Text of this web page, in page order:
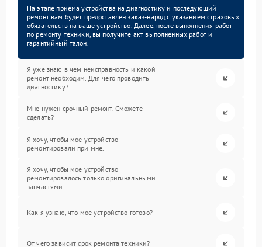
На этапе приема устройства на диагностику и последующий
ремонт вам будет предоставлен заказ-наряд с указанием страховых
обязательств на ваше устройство. Далее, после выполнения работ
по ремонту техники, вы получите акт выполненных работ и
гарантийный талон.
Я уже знаю в чем неисправность и какой
ремонт необходим. Для чего проводить
диагностику?
Мне нужен срочный ремонт. Сможете
сделать?
Я хочу, чтобы мое устройство
ремонтировали при мне.
Я хочу, чтобы мое устройство
ремонтировалось только оригинальными
запчастями.
Как я узнаю, что мое устройство готово?
От чего зависит срок ремонта техники?